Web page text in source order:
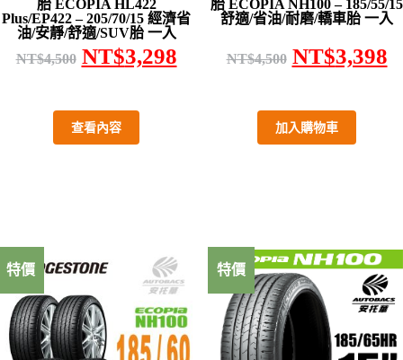
胎 ECOPIA HL422
Plus/EP422 – 205/70/15 經濟省
油/安靜/舒適/SUV胎 一入
NT$4,500 NT$3,298
查看內容
胎 ECOPIA NH100 – 185/55/15
舒適/省油/耐磨/轎車胎 一入
NT$4,500 NT$3,398
加入購物車
特價 特價